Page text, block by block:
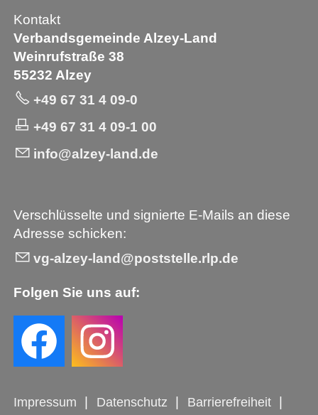
Kontakt
Verbandsgemeinde Alzey-Land
Weinrufstraße 38
55232 Alzey
+49 67 31 4 09-0
+49 67 31 4 09-1 00
info@alzey-land.de
Verschlüsselte und signierte E-Mails an diese
Adresse schicken:
vg-alzey-land@poststelle.rlp.de
Folgen Sie uns auf:
Impressum Datenschutz Barrierefreiheit